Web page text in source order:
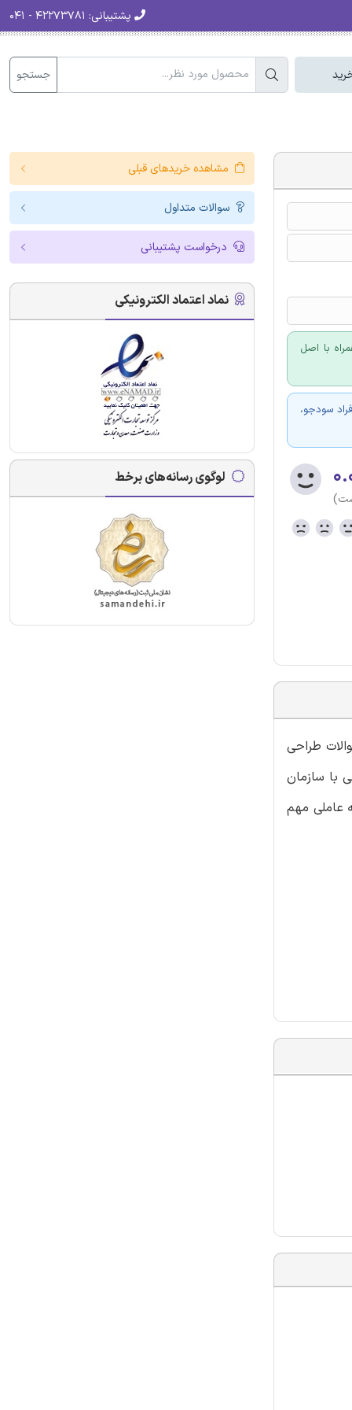
پشتیبانی:
جستجو
با اصل
سودجو،
طراحی
با سازمان
این مجموعه عاملی مهم
مشاهده خریدهای قبلی
سوالات متداول
درخواست پشتیبانی
نماد اعتماد الکترونیکی
لوگوی رسانه‌های برخط